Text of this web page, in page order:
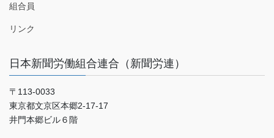
組合員
リンク
日本新聞労働組合連合（新聞労連）
〒113-0033
東京都文京区本郷2-17-17
井門本郷ビル６階